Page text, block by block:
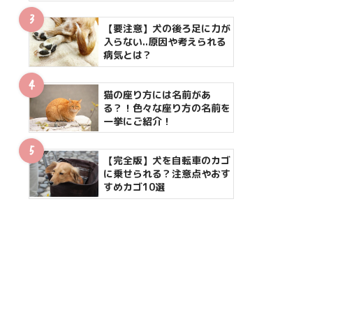
【要注意】犬の後ろ足に力が
入らない..原因や考えられる
病気とは？
猫の座り方には名前があ
る？！色々な座り方の名前を
一挙にご紹介！
【完全版】犬を自転車のカゴ
に乗せられる？注意点やおす
すめカゴ10選